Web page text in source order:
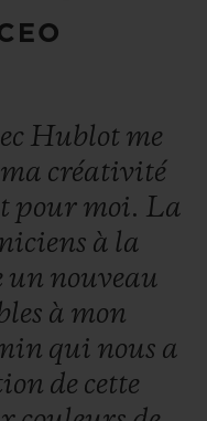
est proposée
Hublot me
ma créativité
pour moi. La
à la
un nouveau
à mon
qui nous a
de cette